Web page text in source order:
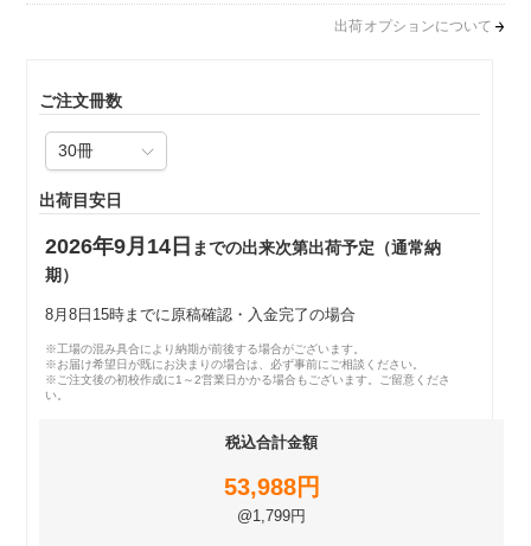
出荷オプションについて
ご注文冊数
出荷目安日
2026年9月14日 までの出来次第出荷予定（通常納
期）
8月8日15時までに原稿確認・入金完了の場合
※工場の混み具合により納期が前後する場合がございます。
※お届け希望日が既にお決まりの場合は、必ず事前にご相談ください。
※ご注文後の初校作成に1～2営業日かかる場合もございます。ご留意くださ
い。
税込合計金額
53,988円
@1,799円